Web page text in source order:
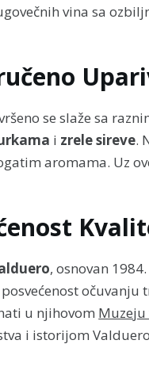
vina sa
se slaže sa
i zrele sireve.
aromama. Uz
, osnovan
u njihovom Muzeju
i istorijom